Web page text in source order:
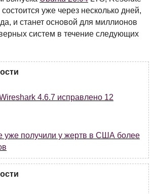
уже через несколько дней,
и станет основой для миллионов
систем в течение следующих
4.6.7 исправлено 12
уже получили у жертв в США более